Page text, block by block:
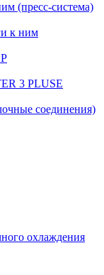
(пресс-система)
к ним
3 PLUSE
соединения)
охлаждения